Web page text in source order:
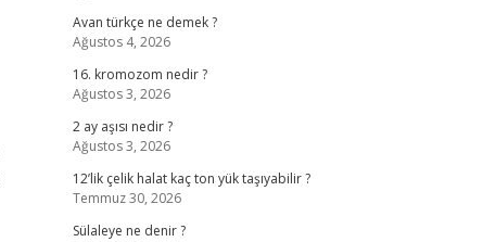
Avan türkçe ne demek ?
Ağustos 4, 2026
16. kromozom nedir ?
Ağustos 3, 2026
2 ay aşısı nedir ?
Ağustos 3, 2026
12’lik çelik halat kaç ton yük taşıyabilir ?
Temmuz 30, 2026
Sülaleye ne denir ?